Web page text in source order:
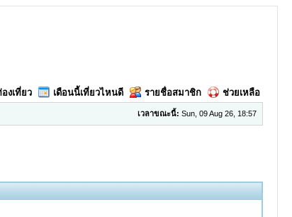
งเที่ยว เดือนนี้เที่ยวไหนดี รายชื่อสมาชิก ช่วยเหลือ
เวลาขณะนี้: Sun, 09 Aug 26, 18:57